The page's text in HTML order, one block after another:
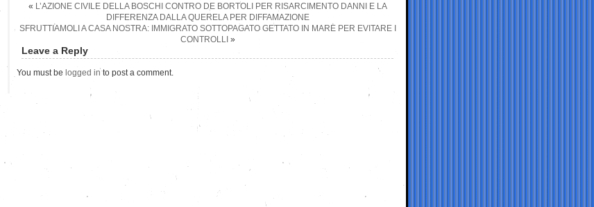
« L’AZIONE CIVILE DELLA BOSCHI CONTRO DE BORTOLI PER RISARCIMENTO DANNI E LA
DIFFERENZA DALLA QUERELA PER DIFFAMAZIONE
SFRUTTIAMOLI A CASA NOSTRA: IMMIGRATO SOTTOPAGATO GETTATO IN MARE PER EVITARE I
CONTROLLI »
Leave a Reply
You must be logged into post a comment.